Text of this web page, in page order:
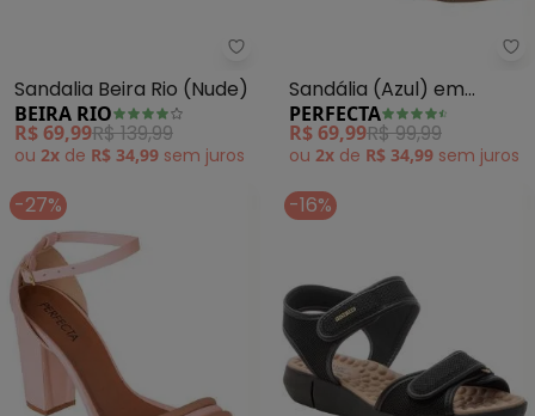
Beira Rio - Sandalia Beira Rio
Sandalia Beira Rio (Nude)
BEIRA RIO
R$ 69,99R$ 139,99
ou 2x de R$ 34,99 sem juros
Sandália (Azul) em
Sintético
PERFECTA
R$ 69,99R$ 99,99
ou 2x de R$ 34,99 sem juros
-27% -16%